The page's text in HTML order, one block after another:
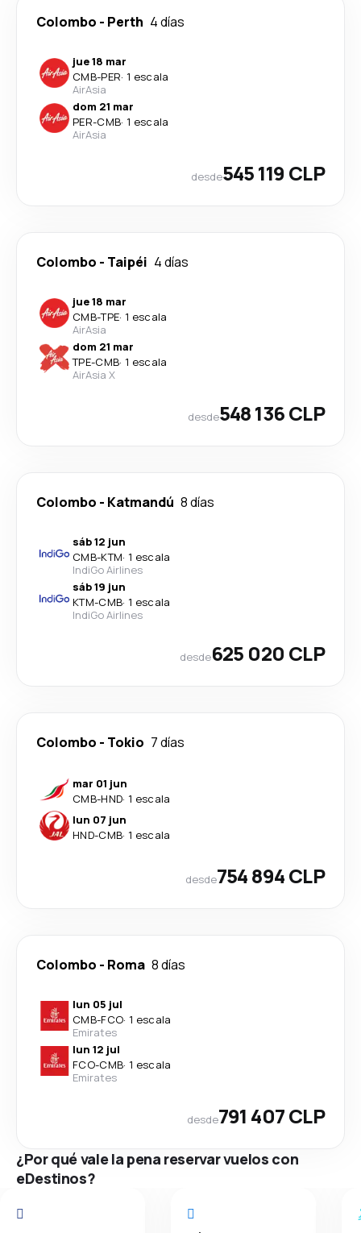
Colombo - Perth 4 días
jue 18 mar
CMB-PER· 1 escala
AirAsia
dom 21 mar
PER-CMB· 1 escala
AirAsia
desde545 119 CLP
Colombo - Taipéi 4 días
jue 18 mar
CMB-TPE· 1 escala
AirAsia
dom 21 mar
TPE-CMB· 1 escala
AirAsia X
desde548 136 CLP
Colombo - Katmandú 8 días
sáb 12 jun
CMB-KTM· 1 escala
IndiGo Airlines
sáb 19 jun
KTM-CMB· 1 escala
IndiGo Airlines
desde625 020 CLP
Colombo - Tokio 7 días
mar 01 jun
CMB-HND· 1 escala
lun 07 jun
HND-CMB· 1 escala
desde754 894 CLP
Colombo - Roma 8 días
lun 05 jul
CMB-FCO· 1 escala
Emirates
lun 12 jul
FCO-CMB· 1 escala
Emirates
desde791 407 CLP
¿Por qué vale la pena reservar vuelos con
eDestinos?